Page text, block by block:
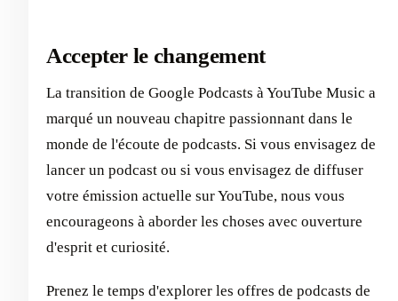
Accepter le changement
La transition de Google Podcasts à YouTube Music a
marqué un nouveau chapitre passionnant dans le
monde de l'écoute de podcasts. Si vous envisagez de
lancer un podcast ou si vous envisagez de diffuser
votre émission actuelle sur YouTube, nous vous
encourageons à aborder les choses avec ouverture
d'esprit et curiosité.
Prenez le temps d'explorer les offres de podcasts de